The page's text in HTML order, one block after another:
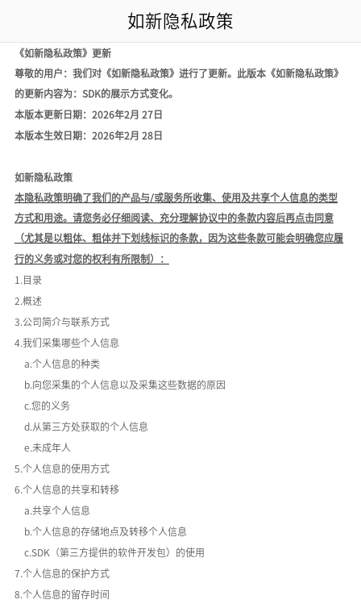
如新隐私政策
《如新隐私政策》更新
尊敬的用户：我们对《如新隐私政策》进行了更新。此版本《如新隐私政策》
的更新内容为： SDK的展示方式变化。
本版本更新日期： 2026年2月 27日
本版本生效日期： 2026年2月 28日
如新隐私政策
本隐私政策明确了我们的产品与/或服务所收集、使用及共享个人信息的类型
方式和用途。请您务必仔细阅读、充分理解协议中的条款内容后再点击同意
（尤其是以粗体、粗体并下划线标识的条款，因为这些条款可能会明确您应履
行的义务或对您的权利有所限制）：
1.目录
2.概述
3.公司简介与联系方式
4.我们采集哪些个人信息
a.个人信息的种类
b.向您采集的个人信息以及采集这些数据的原因
c.您的义务
d.从第三方处获取的个人信息
e.未成年人
5.个人信息的使用方式
6.个人信息的共享和转移
a.共享个人信息
b.个人信息的存储地点及转移个人信息
c.SDK（第三方提供的软件开发包）的使用
7.个人信息的保护方式
8.个人信息的留存时间